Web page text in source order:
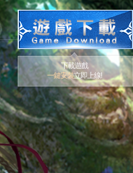
下載遊戲
一鍵安裝立即上線!